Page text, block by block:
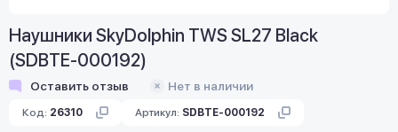
Наушники SkyDolphin TWS SL27 Black
(SDBTE-000192)
Оставить отзыв Нет в наличии
Код: 26310 Артикул: SDBTE-000192